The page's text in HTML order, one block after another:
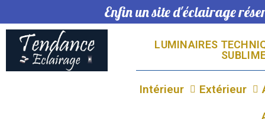
Enfin un site d'éclairage
LUMINAIRES
Intérieur Extérieur